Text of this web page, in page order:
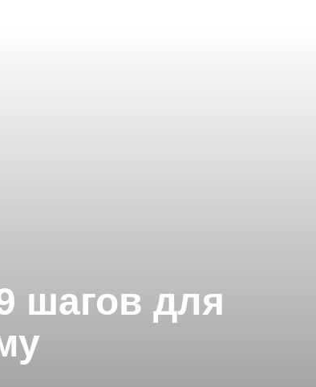
шагов для